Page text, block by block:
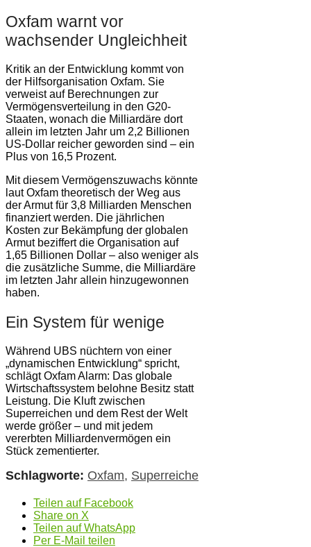
Oxfam warnt vor
wachsender Ungleichheit
Kritik an der Entwicklung kommt von
der Hilfsorganisation Oxfam. Sie
verweist auf Berechnungen zur
Vermögensverteilung in den G20-
Staaten, wonach die Milliardäre dort
allein im letzten Jahr um 2,2 Billionen
US-Dollar reicher geworden sind – ein
Plus von 16,5 Prozent.
Mit diesem Vermögenszuwachs könnte
laut Oxfam theoretisch der Weg aus
der Armut für 3,8 Milliarden Menschen
finanziert werden. Die jährlichen
Kosten zur Bekämpfung der globalen
Armut beziffert die Organisation auf
1,65 Billionen Dollar – also weniger als
die zusätzliche Summe, die Milliardäre
im letzten Jahr allein hinzugewonnen
haben.
Ein System für wenige
Während UBS nüchtern von einer
„dynamischen Entwicklung“ spricht,
schlägt Oxfam Alarm: Das globale
Wirtschaftssystem belohne Besitz statt
Leistung. Die Kluft zwischen
Superreichen und dem Rest der Welt
werde größer – und mit jedem
vererbten Milliardenvermögen ein
Stück zementierter.
Schlagworte: Oxfam, Superreiche
Teilen auf Facebook
Share on X
Teilen auf WhatsApp
Per E-Mail teilen